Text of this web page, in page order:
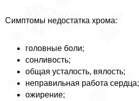
Симптомы недостатка хрома:
головные боли;
сонливость;
общая усталость, вялость;
неправильная работа сердца;
ожирение;